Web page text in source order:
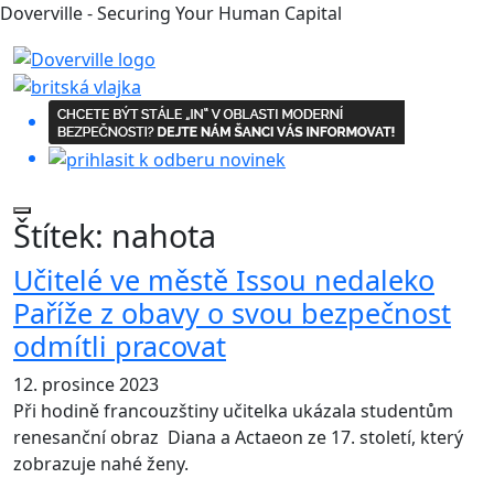
Doverville - Securing Your Human Capital
Štítek: nahota
Učitelé ve městě Issou nedaleko
Paříže z obavy o svou bezpečnost
odmítli pracovat
12. prosince 2023
Při hodině francouzštiny učitelka ukázala studentům
renesanční obraz Diana a Actaeon ze 17. století, který
zobrazuje nahé ženy.